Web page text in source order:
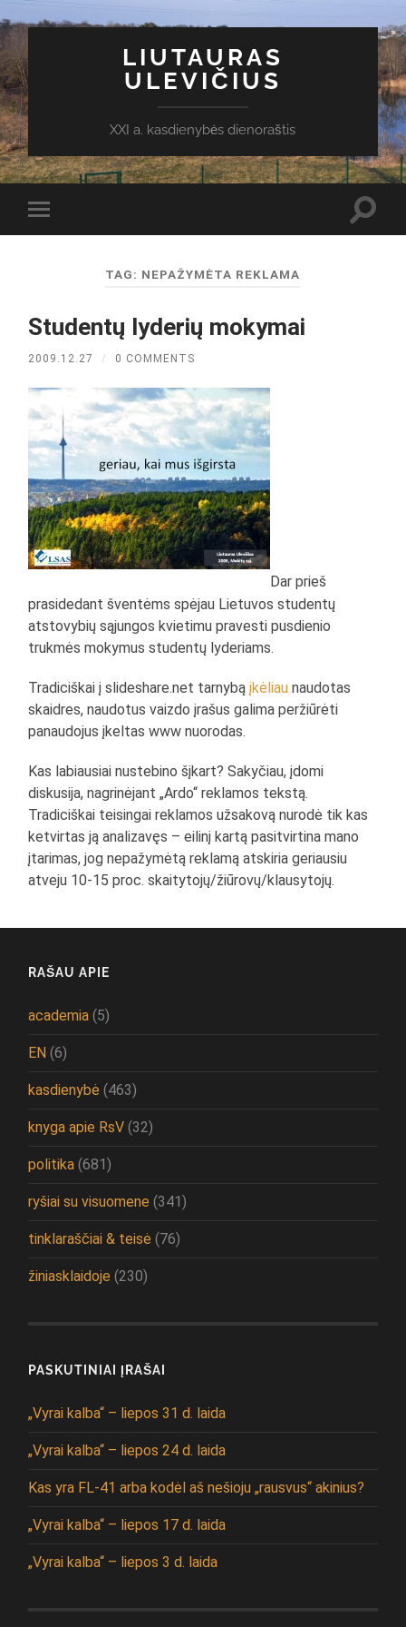
LIUTAURAS
ULEVIČIUS
XXI a. kasdienybės dienoraštis
Toggle
mobile
TAG: NEPAŽYMĖTA REKLAMA
Studentų lyderių mokymai
2009.12.27 / 0 COMMENTS
Dar prieš
prasidedant šventėms spėjau Lietuvos studentų
atstovybių sąjungos kvietimu pravesti pusdienio
trukmės mokymus studentų lyderiams.
Tradiciškai į slideshare.net tarnybąįkėliau naudotas
skaidres, naudotus vaizdo įrašus galima peržiūrėti
panaudojus įkeltas www nuorodas.
Kas labiausiai nustebino šįkart? Sakyčiau, įdomi
diskusija, nagrinėjant „Ardo“ reklamos tekstą.
Tradiciškai teisingai reklamos užsakovą nurodė tik kas
ketvirtas ją analizavęs – eilinį kartą pasitvirtina mano
įtarimas, jog nepažymėtą reklamą atskiria geriausiu
atveju 10-15 proc. skaitytojų/žiūrovų/klausytojų.
RAŠAU APIE
academia (5)
EN (6)
kasdienybė (463)
knyga apie RsV (32)
politika (681)
ryšiai su visuomene (341)
tinklaraščiai & teisė (76)
žiniasklaidoje (230)
PASKUTINIAI ĮRAŠAI
„Vyrai kalba“ – liepos 31 d. laida
„Vyrai kalba“ – liepos 24 d. laida
Kas yra FL-41 arba kodėl aš nešioju „rausvus“ akinius?
„Vyrai kalba“ – liepos 17 d. laida
„Vyrai kalba“ – liepos 3 d. laida